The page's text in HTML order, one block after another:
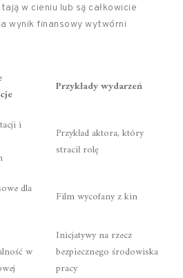
w cieniu lub są całkowicie
wynik finansowy wytwórni
Przykłady wydarzeń
i
Przykład aktora, który
stracił rolę
dla
Film wycofany z kin
w
Inicjatywy na rzecz
bezpiecznego środowiska
pracy